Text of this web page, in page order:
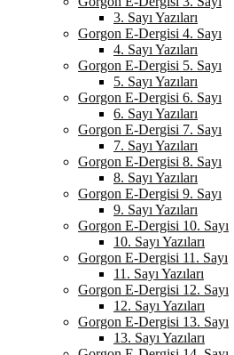
3. Sayı Yazıları
Gorgon E-Dergisi 4. Sayı
4. Sayı Yazıları
Gorgon E-Dergisi 5. Sayı
5. Sayı Yazıları
Gorgon E-Dergisi 6. Sayı
6. Sayı Yazıları
Gorgon E-Dergisi 7. Sayı
7. Sayı Yazıları
Gorgon E-Dergisi 8. Sayı
8. Sayı Yazıları
Gorgon E-Dergisi 9. Sayı
9. Sayı Yazıları
Gorgon E-Dergisi 10. Sayı
10. Sayı Yazıları
Gorgon E-Dergisi 11. Sayı
11. Sayı Yazıları
Gorgon E-Dergisi 12. Sayı
12. Sayı Yazıları
Gorgon E-Dergisi 13. Sayı
13. Sayı Yazıları